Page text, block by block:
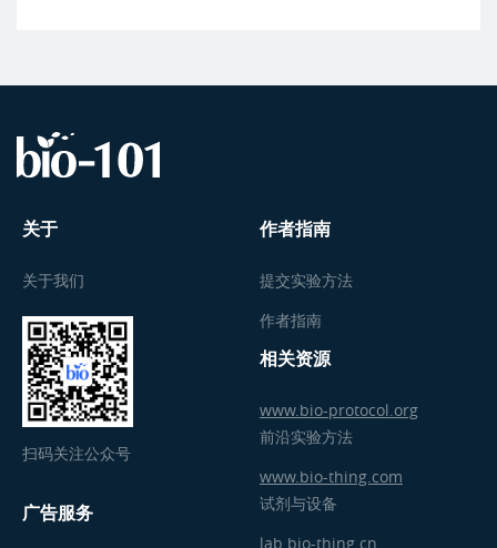
关于
关于我们
扫码关注公众号
广告服务
作者指南
提交实验方法
作者指南
相关资源
www.bio-protocol.org
前沿实验方法
www.bio-thing.com
试剂与设备
lab.bio-thing.cn